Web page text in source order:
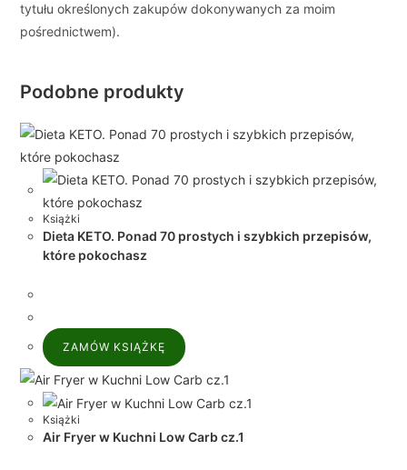
tytułu określonych zakupów dokonywanych za moim
pośrednictwem).
Podobne produkty
Książki
Dieta KETO. Ponad 70 prostych i szybkich przepisów,
które pokochasz
ZAMÓW KSIĄŻKĘ
Książki
Air Fryer w Kuchni Low Carb cz.1